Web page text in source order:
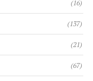
(16)
(137)
(21)
(67)